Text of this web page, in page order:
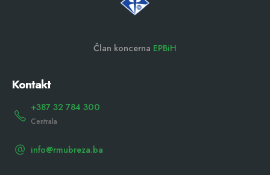
Član koncerna EPBiH
Kontakt
+387 32 784 300
Centrala
info@rmubreza.ba